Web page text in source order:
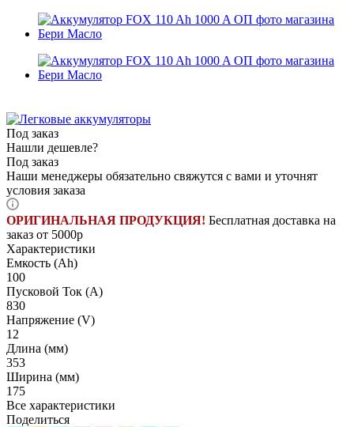
Под заказ
Нашли дешевле?
Под заказ
Наши менеджеры обязательно свяжутся с вами и уточнят
условия заказа
ОРИГИНАЛЬНАЯ ПРОДУКЦИЯ! Бесплатная доставка на
заказ от 5000р
Характеристики
Емкость (Ah)
100
Пусковой Ток (A)
830
Напряжение (V)
12
Длина (мм)
353
Ширина (мм)
175
Все характеристики
Поделиться